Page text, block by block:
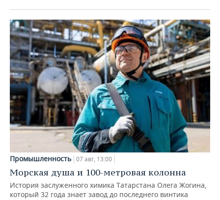
Промышленность 07 авг, 13:00
Морская душа и 100-метровая колонна
История заслуженного химика Татарстана Олега Жогина,
который 32 года знает завод до последнего винтика